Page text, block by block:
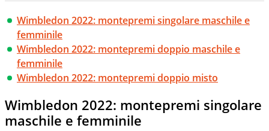
Wimbledon 2022: montepremi singolare maschile e
femminile
Wimbledon 2022: montepremi doppio maschile e
femminile
Wimbledon 2022: montepremi doppio misto
Wimbledon 2022: montepremi singolare
maschile e femminile